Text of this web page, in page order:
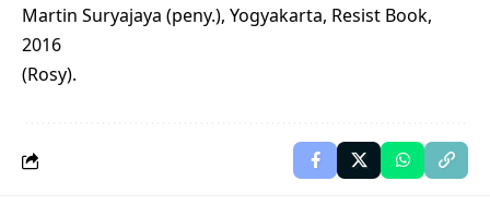
Martin Suryajaya (peny.), Yogyakarta, Resist Book,
2016
(Rosy).